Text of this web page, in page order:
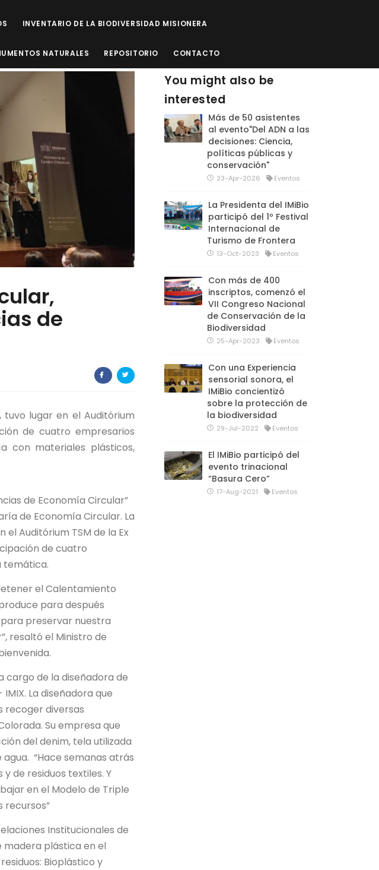
INVENTARIO DE LA BIODIVERSIDAD MISIONERA
NATURALES REPOSITORIO CONTACTO
de
lugar en el Auditórium
de cuatro empresarios
con materiales plásticos,
de Economía Circular”
de Economía Circular. La
Auditórium TSM de la Ex
de cuatro
temática.
el Calentamiento
para después
preservar nuestra
resaltó el Ministro de
cargo de la diseñadora de
La diseñadora que
recoger diversas
Su empresa que
del denim, tela utilizada
“Hace semanas atrás
de residuos textiles. Y
en el Modelo de Triple
Institucionales de
madera plástica en el
Bioplástico y
You might also be
interested
Más de 50 asistentes
al evento"Del ADN a las
decisiones: Ciencia,
políticas públicas y
conservación"
23-Apr-2026 Eventos
La Presidenta del IMiBio
participó del 1º Festival
Internacional de
Turismo de Frontera
13-Oct-2023 Eventos
Con más de 400
inscriptos, comenzó el
VII Congreso Nacional
de Conservación de la
Biodiversidad
25-Apr-2023 Eventos
Con una Experiencia
sensorial sonora, el
IMiBio concientizó
sobre la protección de
la biodiversidad
29-Jul-2022 Eventos
El IMiBio participó del
evento trinacional
“Basura Cero”
17-Aug-2021 Eventos